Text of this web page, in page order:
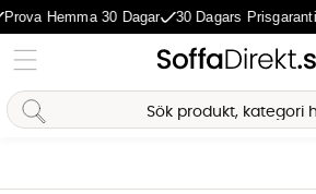
Prova Hemma 30 Dagar 30 Dagars Prisgaranti
AI-assistent